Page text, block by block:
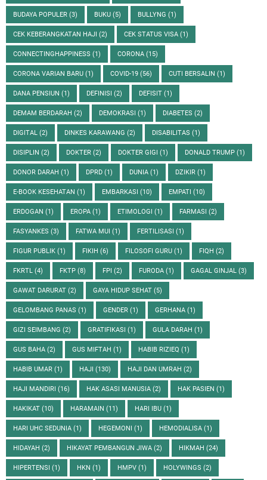
BUDAYA POPULER (3) BUKU (5) BULLYNG (1)
CEK KEBERANGKATAN HAJI (2) CEK STATUS VISA (1)
CONNECTINGHAPPINESS (1) CORONA (15)
CORONA VARIAN BARU (1) COVID-19 (56) CUTI BERSALIN (1)
DANA PENSIUN (1) DEFINISI (2) DEFISIT (1)
DEMAM BERDARAH (2) DEMOKRASI (1) DIABETES (2)
DIGITAL (2) DINKES KARAWANG (2) DISABILITAS (1)
DISIPLIN (2) DOKTER (2) DOKTER GIGI (1) DONALD TRUMP (1)
DONOR DARAH (1) DPRD (1) DUNIA (1) DZIKIR (1)
E-BOOK KESEHATAN (1) EMBARKASI (10) EMPATI (10)
ERDOGAN (1) EROPA (1) ETIMOLOGI (1) FARMASI (2)
FASYANKES (3) FATWA MUI (1) FERTILISASI (1)
FIGUR PUBLIK (1) FIKIH (6) FILOSOFI GURU (1) FIQH (2)
FKRTL (4) FKTP (8) FPI (2) FURODA (1) GAGAL GINJAL (3)
GAWAT DARURAT (2) GAYA HIDUP SEHAT (5)
GELOMBANG PANAS (1) GENDER (1) GERHANA (1)
GIZI SEIMBANG (2) GRATIFIKASI (1) GULA DARAH (1)
GUS BAHA (2) GUS MIFTAH (1) HABIB RIZIEQ (1)
HABIB UMAR (1) HAJI (130) HAJI DAN UMRAH (2)
HAJI MANDIRI (16) HAK ASASI MANUSIA (2) HAK PASIEN (1)
HAKIKAT (10) HARAMAIN (11) HARI IBU (1)
HARI UHC SEDUNIA (1) HEGEMONI (1) HEMODIALISA (1)
HIDAYAH (2) HIKAYAT PEMBANGUN JIWA (2) HIKMAH (24)
HIPERTENSI (1) HKN (1) HMPV (1) HOLYWINGS (2)